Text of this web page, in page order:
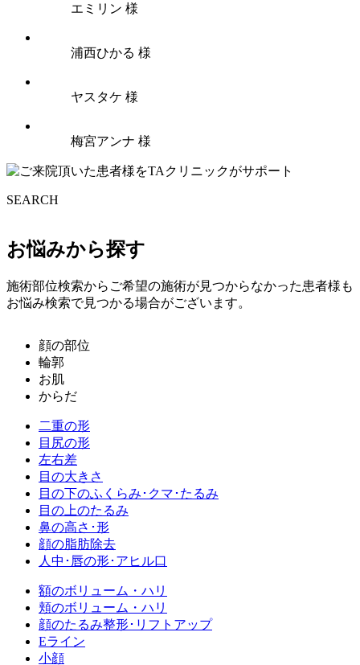
エミリン 様
浦西ひかる 様
ヤスタケ 様
梅宮アンナ 様
SEARCH
お悩みから探す
施術部位検索からご希望の施術が見つからなかった患者様も
お悩み検索で見つかる場合がございます。
顔の部位
輪郭
お肌
からだ
二重の形
目尻の形
左右差
目の大きさ
目の下のふくらみ･クマ･たるみ
目の上のたるみ
鼻の高さ･形
顔の脂肪除去
人中･唇の形･アヒル口
額のボリューム・ハリ
頬のボリューム・ハリ
顔のたるみ整形･リフトアップ
Eライン
小顔